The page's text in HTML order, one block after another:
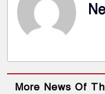
More News Of